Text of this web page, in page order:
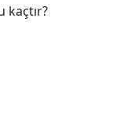
kaçtır?